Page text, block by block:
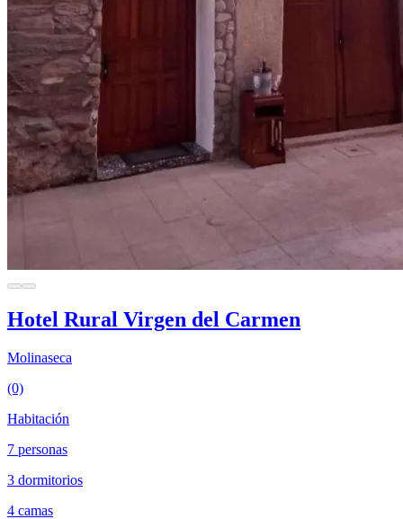
Hotel Rural Virgen del Carmen
Molinaseca
(0)
Habitación
7 personas
3 dormitorios
4 camas